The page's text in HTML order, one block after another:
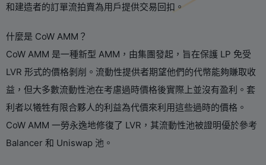
和建造者的訂單流拍賣為用戶提供交易回扣。
什麼是 CoW AMM？
CoW AMM 是一種新型 AMM，由集團發起，旨在保護 LP 免受
LVR 形式的價格剝削。流動性提供者期望他們的代幣能夠賺取收
益，但大多數流動性池在考慮過時價格後實際上並沒有盈利。套
利者以犧牲有限合夥人的利益為代價來利用這些過時的價格。
CoW AMM 一勞永逸地修復了 LVR，其流動性池被證明優於參考
Balancer 和 Uniswap 池。